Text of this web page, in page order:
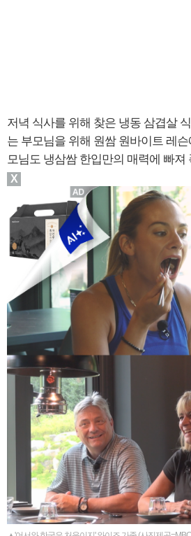
저녁 식사를 위해 찾은 냉동 삼겹살
는 부모님을 위해 원쌈 원바이트 레
모님도 냉삼쌈 한입만의 매력에 빠져
X